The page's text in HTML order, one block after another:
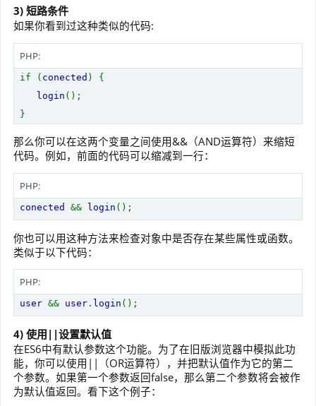
3) 短路条件
如果你看到过这种类似的代码:
PHP:
if ( conected ) {
login ();
}
那么你可以在这两个变量之间使用&&（AND运算符）来缩短
代码。例如，前面的代码可以缩减到一行：
PHP:
conected && login ();
你也可以用这种方法来检查对象中是否存在某些属性或函数。
类似于以下代码：
PHP:
user && user . login ();
4) 使用||设置默认值
在ES6中有默认参数这个功能。为了在旧版浏览器中模拟此功
能，你可以使用||（OR运算符），并把默认值作为它的第二
个参数。如果第一个参数返回false，那么第二个参数将会被作
为默认值返回。看下这个例子：